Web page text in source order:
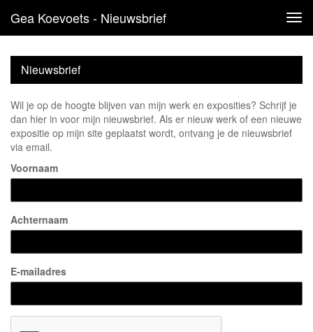
Gea Koevoets - Nieuwsbrief
Nieuwsbrief
Wil je op de hoogte blijven van mijn werk en exposities? Schrijf je
dan hier in voor mijn nieuwsbrief. Als er nieuw werk of een nieuwe
expositie op mijn site geplaatst wordt, ontvang je de nieuwsbrief
via email.
Voornaam
Achternaam
E-mailadres